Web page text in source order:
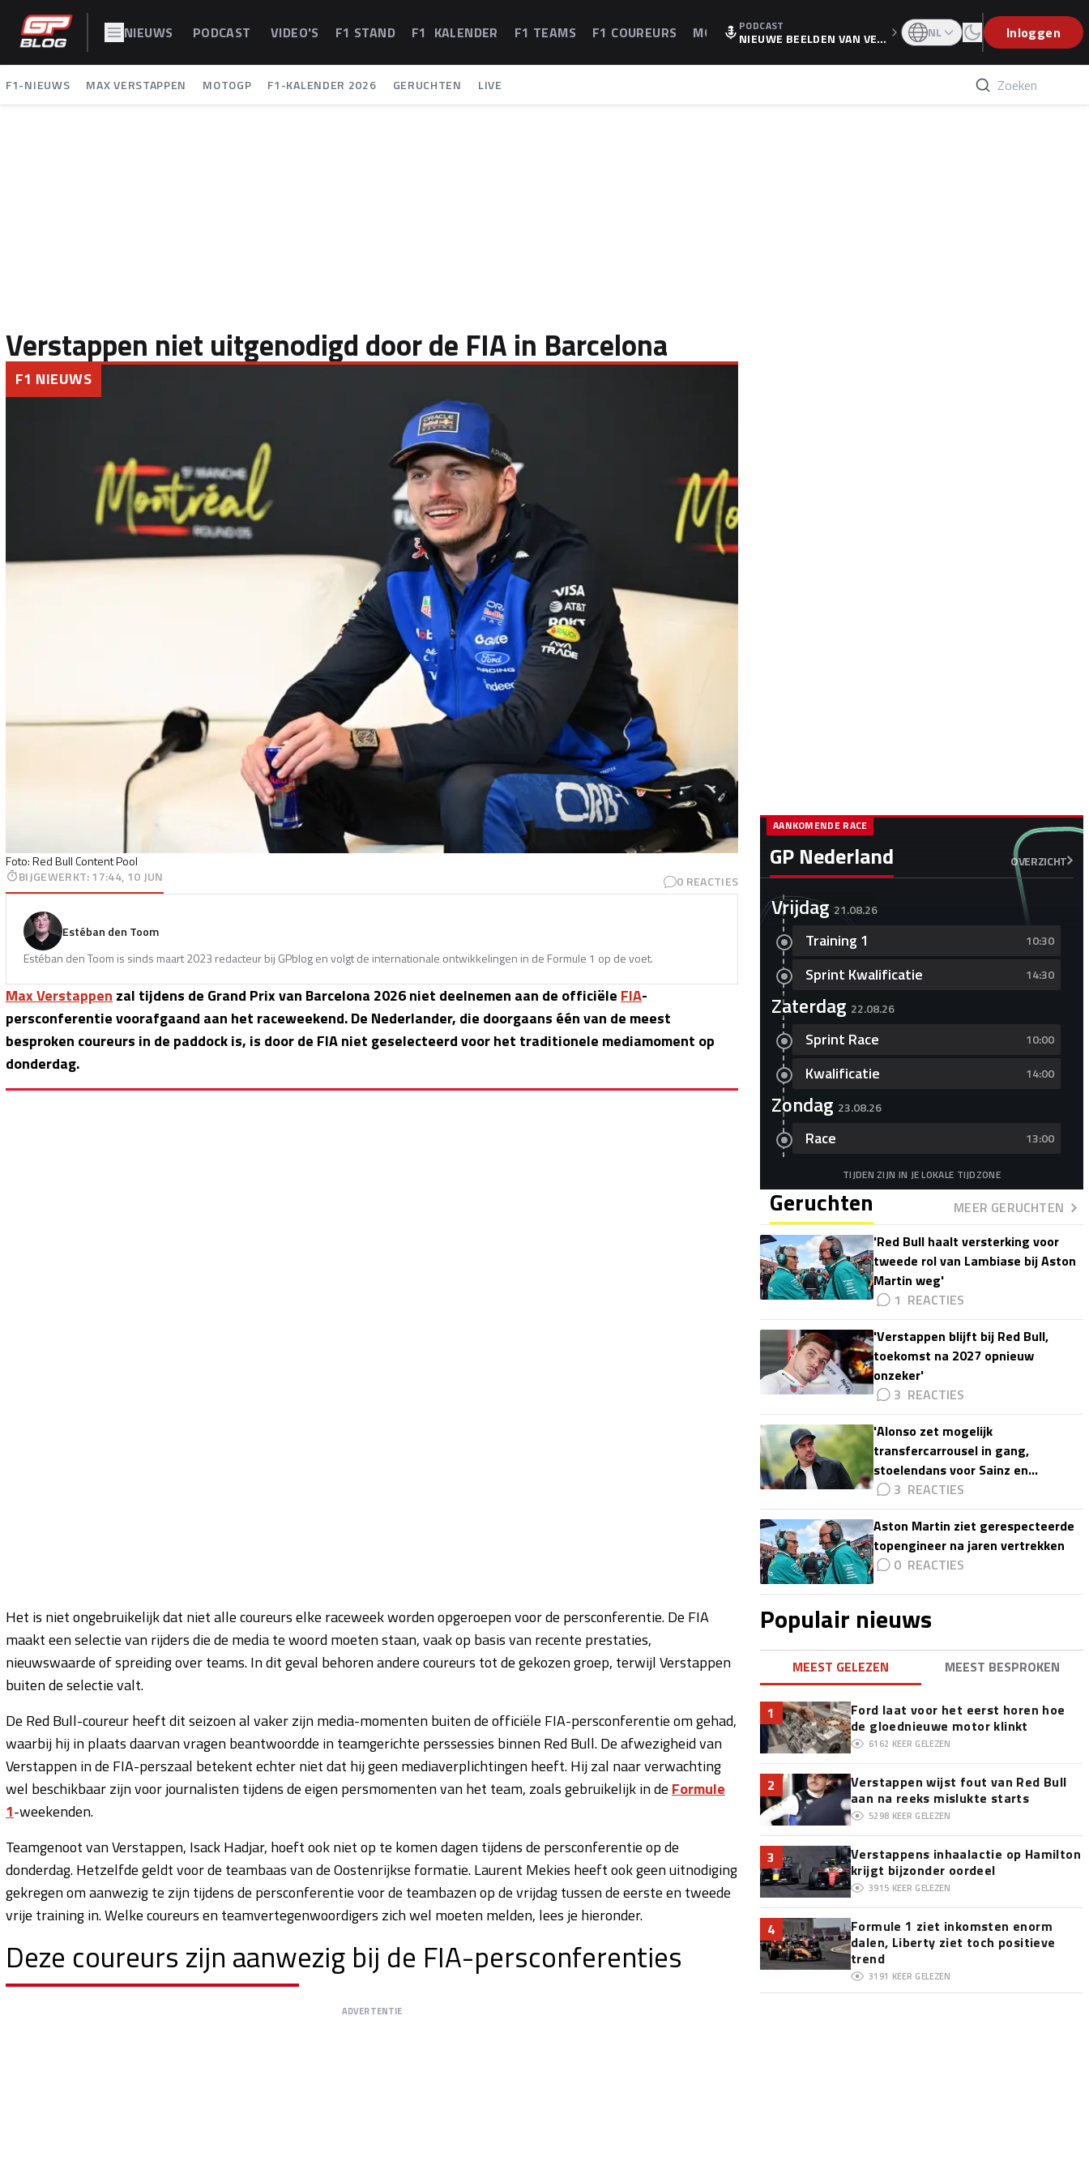
NIEUWS PODCAST VIDEO'S F1 STAND F1 KALENDER F1 TEAMS F1 COUREURS MOTOGPPODCAST
NIEUWE BEELDEN VAN VER
WEET IS ER NU GETEKEND'
NL Inloggen
F1-NIEUWS MAX VERSTAPPEN MOTOGP F1-KALENDER 2026 GERUCHTEN LIVE
Verstappen niet uitgenodigd door de FIA in Barcelona
Foto: Red Bull Content Pool
F1 NIEUWS
BIJGEWERKT:17:44, 10 JUN 0 REACTIES
Estéban den Toom
Estéban den Toom is sinds maart 2023 redacteur bij GPblog en volgt de internationale ontwikkelingen in de Formule 1 op de voet.
Max Verstappen zal tijdens de Grand Prix van Barcelona 2026 niet deelnemen aan de officiële FIA-
persconferentie voorafgaand aan het raceweekend. De Nederlander, die doorgaans één van de meest
besproken coureurs in de paddock is, is door de FIA niet geselecteerd voor het traditionele mediamoment op
donderdag.
Het is niet ongebruikelijk dat niet alle coureurs elke raceweek worden opgeroepen voor de persconferentie. De FIA
maakt een selectie van rijders die de media te woord moeten staan, vaak op basis van recente prestaties,
nieuwswaarde of spreiding over teams. In dit geval behoren andere coureurs tot de gekozen groep, terwijl Verstappen
buiten de selectie valt.
De Red Bull-coureur heeft dit seizoen al vaker zijn media-momenten buiten de officiële FIA-persconferentie om gehad,
waarbij hij in plaats daarvan vragen beantwoordde in teamgerichte perssessies binnen Red Bull. De afwezigheid van
Verstappen in de FIA-perszaal betekent echter niet dat hij geen mediaverplichtingen heeft. Hij zal naar verwachting
wel beschikbaar zijn voor journalisten tijdens de eigen persmomenten van het team, zoals gebruikelijk in de Formule
1-weekenden.
Teamgenoot van Verstappen, Isack Hadjar, hoeft ook niet op te komen dagen tijdens de persconferentie op de
donderdag. Hetzelfde geldt voor de teambaas van de Oostenrijkse formatie. Laurent Mekies heeft ook geen uitnodiging
gekregen om aanwezig te zijn tijdens de persconferentie voor de teambazen op de vrijdag tussen de eerste en tweede
vrije training in. Welke coureurs en teamvertegenwoordigers zich wel moeten melden, lees je hieronder.
Deze coureurs zijn aanwezig bij de FIA-persconferenties
ADVERTENTIE
GP Nederland OVERZICHT
AANKOMENDE RACE
Vrijdag 21.08.26
Training 1 10:30
Sprint Kwalificatie 14:30
Zaterdag 22.08.26
Sprint Race 10:00
Kwalificatie 14:00
Zondag 23.08.26
Race 13:00
TIJDEN ZIJN IN JE LOKALE TIJDZONE
Geruchten
MEER GERUCHTEN
'Red Bull haalt versterking voor
tweede rol van Lambiase bij Aston
Martin weg'
1
'Verstappen blijft bij Red Bull,
toekomst na 2027 opnieuw
onzeker'
3
'Alonso zet mogelijk
transfercarrousel in gang,
stoelendans voor Sainz en
Colapinto'
3
Aston Martin ziet gerespecteerde
topengineer na jaren vertrekken
0
Populair nieuws
MEEST GELEZEN MEEST BESPROKEN
1
Ford laat voor het eerst horen hoe
de gloednieuwe motor klinkt
6162 KEER GELEZEN
2
Verstappen wijst fout van Red Bull
aan na reeks mislukte starts
5298 KEER GELEZEN
3
Verstappens inhaalactie op Hamilton
krijgt bijzonder oordeel
3915 KEER GELEZEN
4
Formule 1 ziet inkomsten enorm
dalen, Liberty ziet toch positieve
trend
3191 KEER GELEZEN